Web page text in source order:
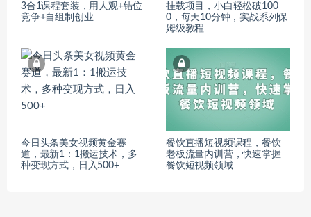
3合1课程套装，​用人观+错位
竞争+自组制创业
挂载项目，小白轻松破100
0，每天10分钟，实战系列保
姆级教程
今日头条美女视频黄金赛
道，最新1：1搬运技术，多
种变现方式，日入500+
餐饮直播短视频课程，餐饮
老板流量内训营，快速掌握
餐饮短视频领域